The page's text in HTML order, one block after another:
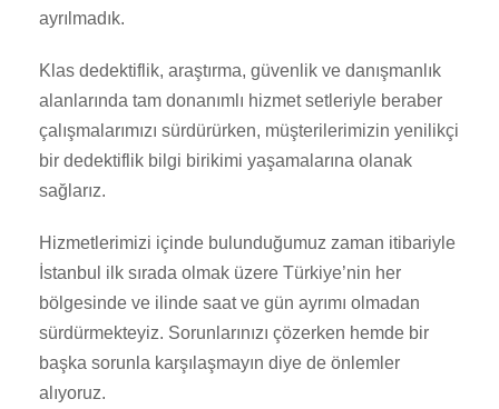
ayrılmadık.
Klas dedektiflik, araştırma, güvenlik ve danışmanlık
alanlarında tam donanımlı hizmet setleriyle beraber
çalışmalarımızı sürdürürken, müşterilerimizin yenilikçi
bir dedektiflik bilgi birikimi yaşamalarına olanak
sağlarız.
Hizmetlerimizi içinde bulunduğumuz zaman itibariyle
İstanbul ilk sırada olmak üzere Türkiye’nin her
bölgesinde ve ilinde saat ve gün ayrımı olmadan
sürdürmekteyiz. Sorunlarınızı çözerken hemde bir
başka sorunla karşılaşmayın diye de önlemler
alıyoruz.